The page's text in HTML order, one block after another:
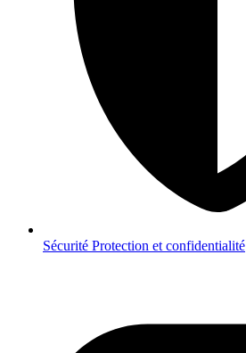
Sécurité Protection et confidentialité